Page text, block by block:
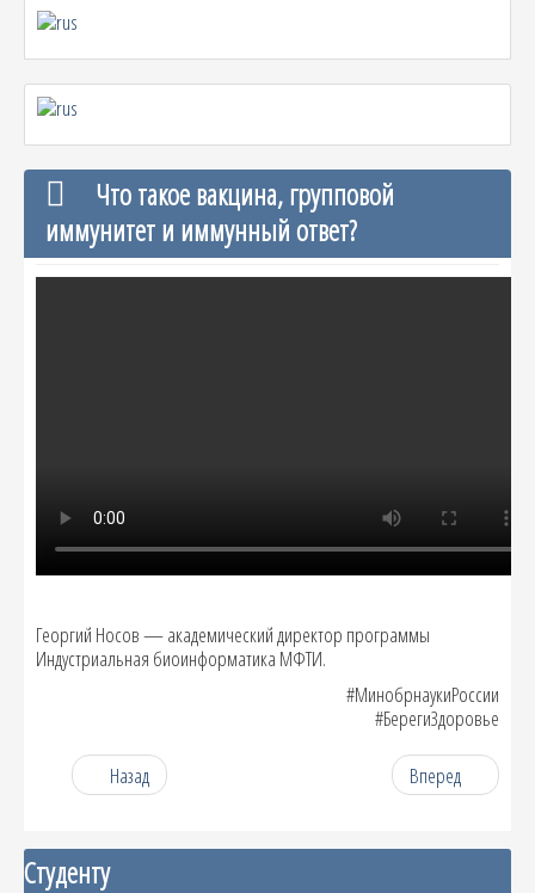
Что такое вакцина, групповой
иммунитет и иммунный ответ?
Георгий Носов — академический директор программы
Индустриальная биоинформатика МФТИ.
#МинобрнаукиРоссии
#БерегиЗдоровье
Назад Вперед
Студенту